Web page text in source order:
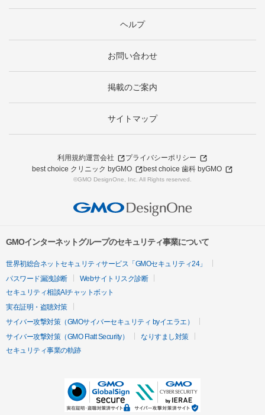
ヘルプ
お問い合わせ
掲載のご案内
サイトマップ
利用規約運営会社
プライバシーポリシー
best choice クリニック byGMO
best choice 歯科 byGMO
©GMO DesignOne, Inc. All Rights reserved.
GMOインターネットグループのセキュリティ事業について
世界初総合ネットセキュリティサービス「GMOセキュリティ24」
パスワード漏洩診断
Webサイトリスク診断
セキュリティ相談AIチャットボット
実在証明・盗聴対策
サイバー攻撃対策（GMOサイバーセキュリティ byイエラエ）
サイバー攻撃対策（GMO Flatt Security）
なりすまし対策
セキュリティ事業の軌跡